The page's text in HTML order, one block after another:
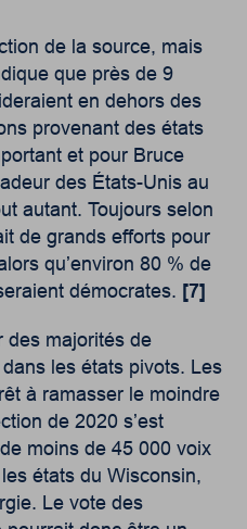
de la source, mais
que près de 9
en dehors des
provenant des états
et pour Bruce
des États-Unis au
autant. Toujours selon
de grands efforts pour
qu’environ 80 % de
démocrates. [7]
des majorités de
les états pivots. Les
à ramasser le moindre
de 2020 s’est
moins de 45 000 voix
états du Wisconsin,
Le vote des